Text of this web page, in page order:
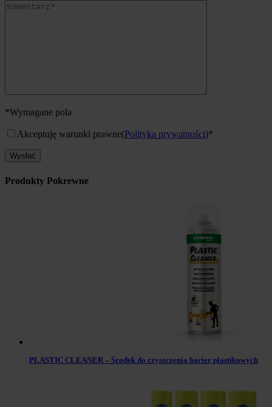
*Wymagane pola
Akceptuję warunki prawne(Polityka prywatności)*
Produkty Pokrewne
PLASTIC CLEANER – Środek do czyszczenia barier plastikowych